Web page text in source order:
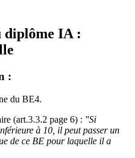
diplôme IA :
:
du BE4.
(art.3.3.2 page 6) : "Si
à 10, il peut passer un
de ce BE pour laquelle il a